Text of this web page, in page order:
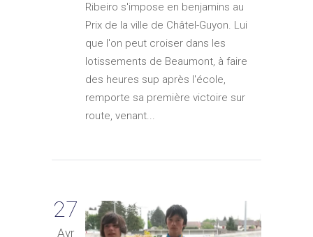
Ribeiro s'impose en benjamins au
Prix de la ville de Châtel-Guyon. Lui
que l'on peut croiser dans les
lotissements de Beaumont, à faire
des heures sup après l'école,
remporte sa première victoire sur
route, venant...
27
Avr